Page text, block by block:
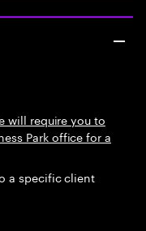
will require you to
Park office for a
a specific client